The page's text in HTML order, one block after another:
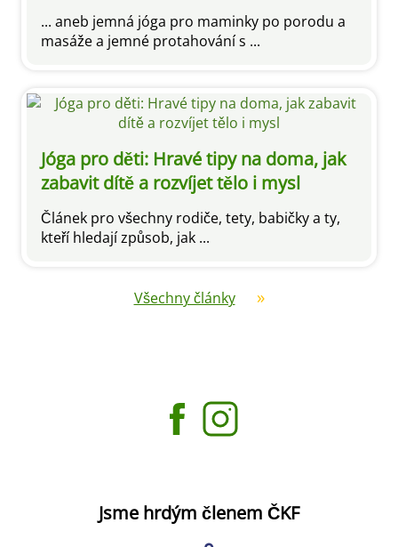
... aneb jemná jóga pro maminky po porodu a
masáže a jemné protahování s ...
Jóga pro děti: Hravé tipy na doma, jak
zabavit dítě a rozvíjet tělo i mysl
Článek pro všechny rodiče, tety, babičky a ty,
kteří hledají způsob, jak ...
Všechny články
Jsme hrdým členem ČKF